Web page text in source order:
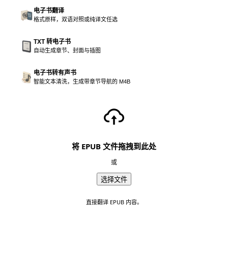
电子书翻译
格式原样，双语对照或纯译文任选
TXT 转电子书
自动生成章节、封面与插图
电子书转有声书
智能文本清洗，生成带章节导航的 M4B
将 EPUB 文件拖拽到此处
或
选择文件
直接翻译 EPUB 内容。